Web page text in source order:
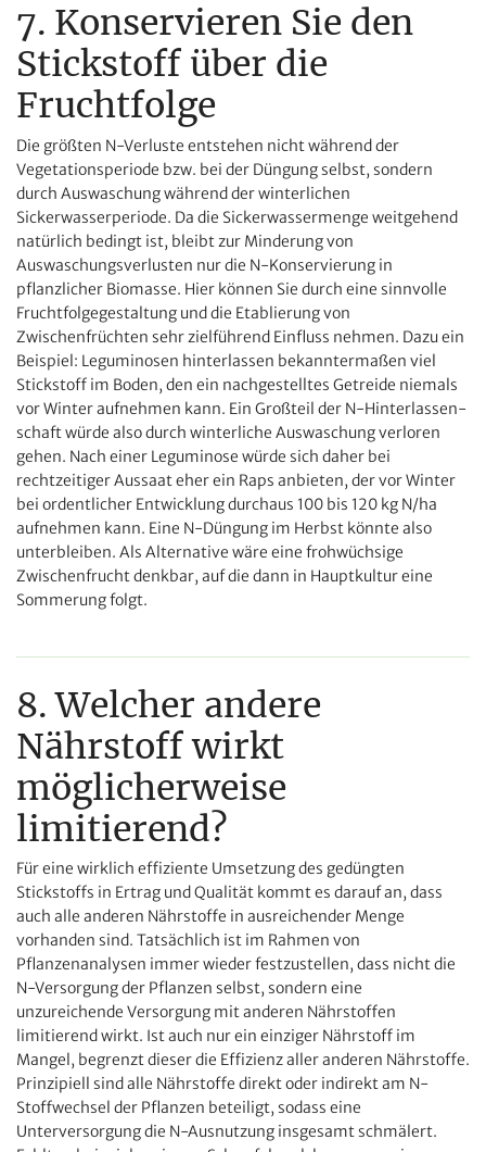
7. Konservieren Sie den
Stickstoff über die
Fruchtfolge
Die größten N-Verluste entstehen nicht während der
Vegetationsperiode bzw. bei der Düngung selbst, sondern
durch Auswaschung während der winterlichen
Sickerwasserperiode. Da die Sickerwassermenge weitgehend
natürlich bedingt ist, bleibt zur Minderung von
Auswaschungsverlusten nur die N-Konservierung in
pflanzlicher Biomasse. Hier können Sie durch eine sinnvolle
Fruchtfolgegestaltung und die Etablierung von
Zwischenfrüchten sehr zielführend Einfluss nehmen. Dazu ein
Beispiel: Leguminosen hinterlassen bekanntermaßen viel
Stickstoff im Boden, den ein nachgestelltes Getreide niemals
vor Winter aufnehmen kann. Ein Großteil der N-Hinterlassen­
schaft würde also durch winterliche Auswaschung verloren
gehen. Nach einer Leguminose würde sich daher bei
rechtzeitiger Aussaat eher ein Raps anbieten, der vor Winter
bei ordentlicher Entwicklung durchaus 100 bis 120 kg N/ha
aufnehmen kann. Eine N-Düngung im Herbst könnte also
unterbleiben. Als Alternative wäre eine frohwüchsige
Zwischenfrucht denkbar, auf die dann in Hauptkultur eine
Sommerung folgt.
8. Welcher andere
Nährstoff wirkt
möglicherweise
limitierend?
Für eine wirklich effiziente Umsetzung des gedüngten
Stickstoffs in Ertrag und Qualität kommt es darauf an, dass
auch alle anderen Nährstoffe in ausreichender Menge
vorhanden sind. Tatsächlich ist im Rahmen von
Pflanzenanalysen immer wieder festzustellen, dass nicht die
N-Versorgung der Pflanzen selbst, sondern eine
unzureichende Versorgung mit anderen Nährstoffen
limitierend wirkt. Ist auch nur ein einziger Nährstoff im
Mangel, begrenzt dieser die Effizienz aller anderen Nährstoffe.
Prinzipiell sind alle Nährstoffe direkt oder indirekt am N-
Stoffwechsel der Pflanzen beteiligt, sodass eine
Unterversorgung die N-Ausnutzung insgesamt schmälert.